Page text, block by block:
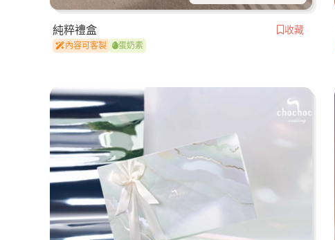
純粹禮盒 收藏
內容可客製 蛋奶素